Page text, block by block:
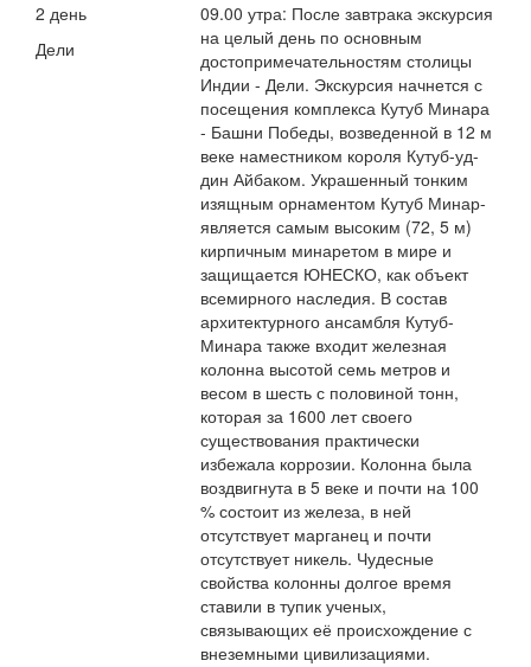
2 день
Дели
09.00 утра: После завтрака экскурсия
на целый день по основным
достопримечательностям столицы
Индии - Дели. Экскурсия начнется с
посещения комплекса Кутуб Минара
- Башни Победы, возведенной в 12 м
веке наместником короля Кутуб-уд-
дин Айбаком. Украшенный тонким
изящным орнаментом Кутуб Минар-
является самым высоким (72, 5 м)
кирпичным минаретом в мире и
защищается ЮНЕСКО, как объект
всемирного наследия. В состав
архитектурного ансамбля Кутуб-
Минара также входит железная
колонна высотой семь метров и
весом в шесть с половиной тонн,
которая за 1600 лет своего
существования практически
избежала коррозии. Колонна была
воздвигнута в 5 веке и почти на 100
% состоит из железа, в ней
отсутствует марганец и почти
отсутствует никель. Чудесные
свойства колонны долгое время
ставили в тупик ученых,
связывающих её происхождение с
внеземными цивилизациями.